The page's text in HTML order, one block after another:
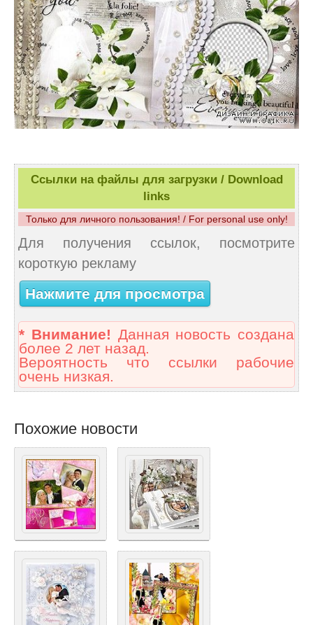
Ссылки на файлы для загрузки / Download
links
Только для личного пользования! / For personal use only!
Для получения ссылок, посмотрите
короткую рекламу
Нажмите для просмотра
* Внимание! Данная новость создана
более 2 лет назад.
Вероятность что ссылки рабочие
очень низкая.
Похожие новости